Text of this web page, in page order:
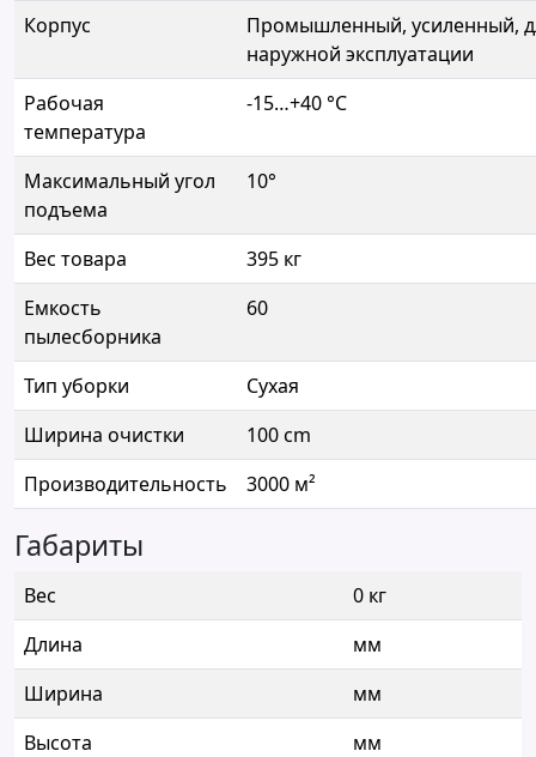
Корпус
Промышленный, усиленный,
наружной эксплуатации
Рабочая
температура
-15…+40 °C
Максимальный угол
подъема
10°
Вес товара
395 кг
Емкость
пылесборника
60
Тип уборки
Сухая
Ширина очистки
100 cm
Производительность
3000 м²
Габариты
Вес
0 кг
Длина
мм
Ширина
мм
Высота
мм